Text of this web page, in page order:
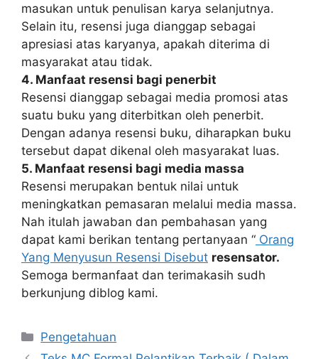
masukan untuk penulisan karya selanjutnya.
Selain itu, resensi juga dianggap sebagai
apresiasi atas karyanya, apakah diterima di
masyarakat atau tidak.
4. Manfaat resensi bagi penerbit
Resensi dianggap sebagai media promosi atas
suatu buku yang diterbitkan oleh penerbit.
Dengan adanya resensi buku, diharapkan buku
tersebut dapat dikenal oleh masyarakat luas.
5. Manfaat resensi bagi media massa
Resensi merupakan bentuk nilai untuk
meningkatkan pemasaran melalui media massa.
Nah itulah jawaban dan pembahasan yang
dapat kami berikan tentang pertanyaan “ Orang
Yang Menyusun Resensi Disebut resensator.
Semoga bermanfaat dan terimakasih sudh
berkunjung diblog kami.
Kategori
Pengetahuan